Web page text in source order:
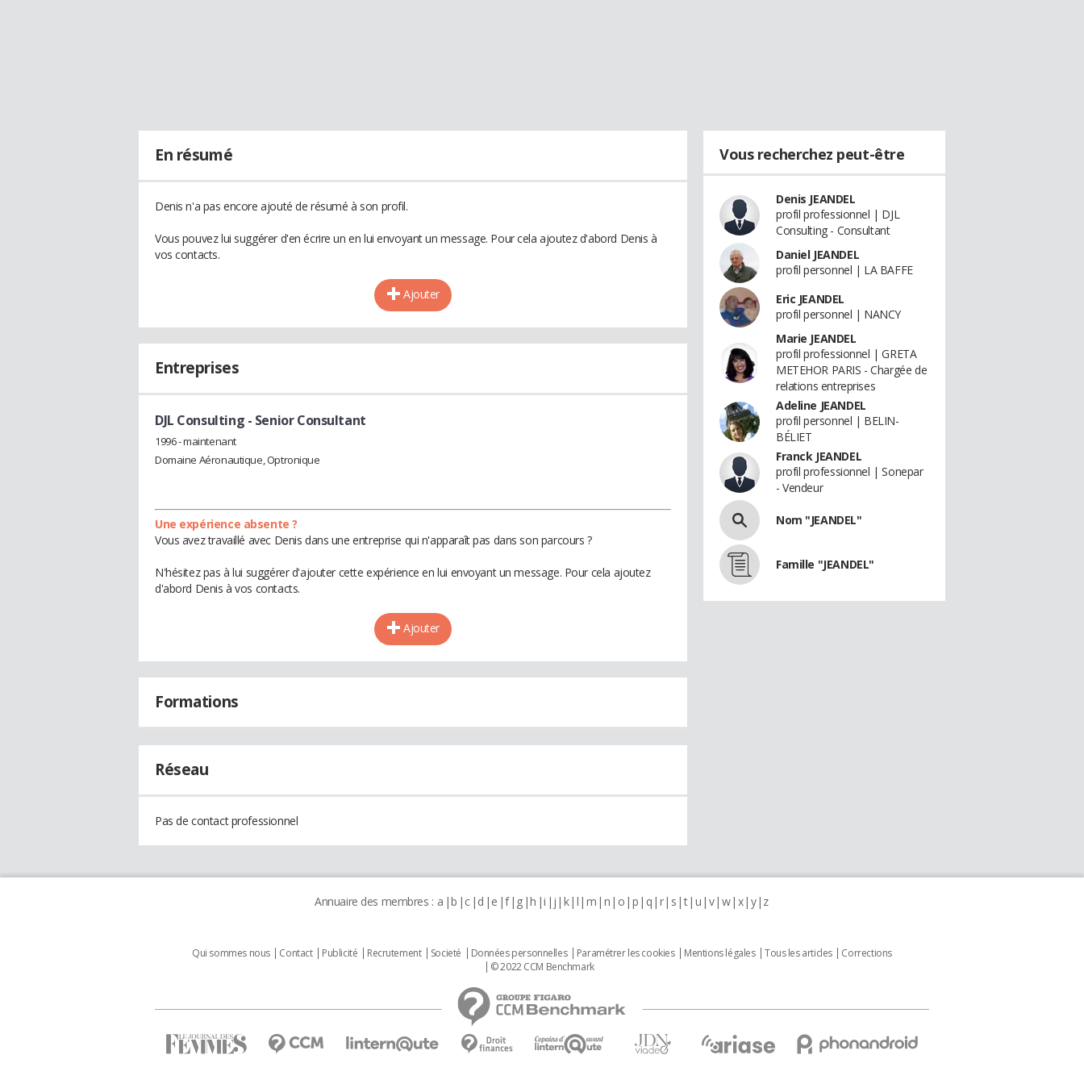
En résumé
Denis n'a pas encore ajouté de résumé à son profil.
Vous pouvez lui suggérer d'en écrire un en lui envoyant un message. Pour cela ajoutez d'abord Denis à
vos contacts.
Ajouter
Entreprises
DJL Consulting - Senior Consultant
1996 - maintenant
Domaine Aéronautique, Optronique
Une expérience absente ?
Vous avez travaillé avec Denis dans une entreprise qui n'apparaît pas dans son parcours ?
N'hésitez pas à lui suggérer d'ajouter cette expérience en lui envoyant un message. Pour cela ajoutez
d'abord Denis à vos contacts.
Ajouter
Formations
Réseau
Pas de contact professionnel
Vous recherchez peut-être
Denis JEANDEL
profil professionnel | DJL
Consulting - Consultant
Daniel JEANDEL
profil personnel | LA BAFFE
Eric JEANDEL
profil personnel | NANCY
Marie JEANDEL
profil professionnel | GRETA
METEHOR PARIS - Chargée de
relations entreprises
Adeline JEANDEL
profil personnel | BELIN-
BÉLIET
Franck JEANDEL
profil professionnel | Sonepar
- Vendeur
Nom "JEANDEL"
Famille "JEANDEL"
Annuaire des membres : a b c d e f g h i j k l m n o p q r s t u v w x y z
Qui sommes nous Contact Publicité Recrutement Societé Données personnelles Paramétrer les cookies Mentions légales Tous les articles
Corrections
© 2022 CCM Benchmark